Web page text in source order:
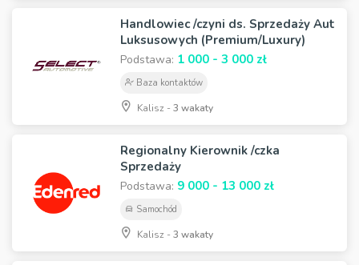
Handlowiec /czyni ds. Sprzedaży Aut
Luksusowych (Premium/Luxury)
Podstawa: 1 000 - 3 000 zł
Baza kontaktów
Kalisz -3 wakaty
Regionalny Kierownik /czka
Sprzedaży
Podstawa: 9 000 - 13 000 zł
Samochód
Kalisz -3 wakaty